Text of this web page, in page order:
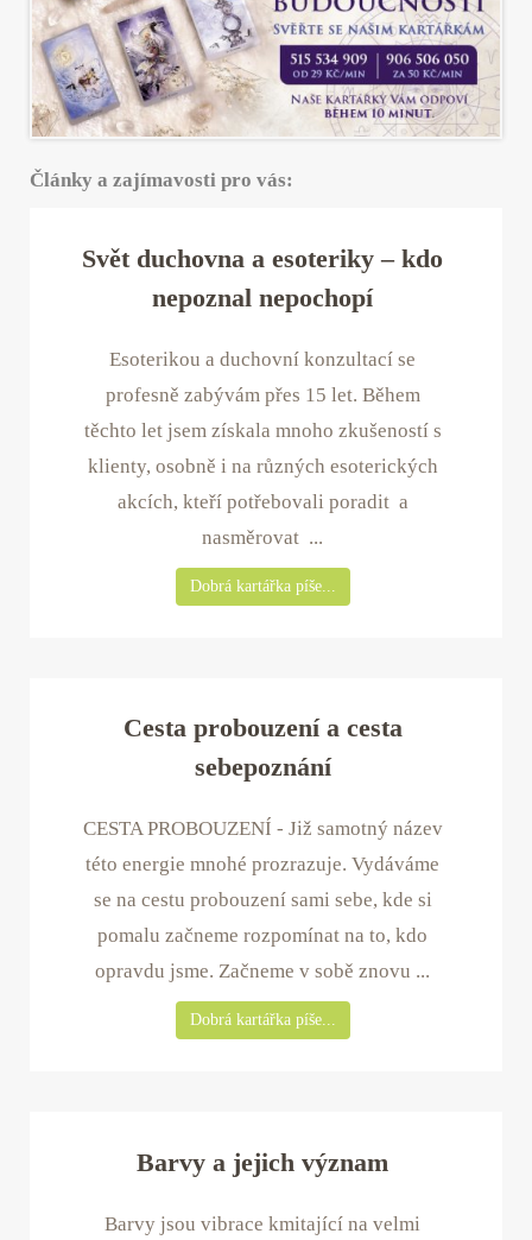
Články a zajímavosti pro vás:
Svět duchovna a esoteriky – kdo
nepoznal nepochopí
Esoterikou a duchovní konzultací se
profesně zabývám přes 15 let. Během
těchto let jsem získala mnoho zkušeností s
klienty, osobně i na různých esoterických
akcích, kteří potřebovali poradit a
nasměrovat ...
Dobrá kartářka píše...
Cesta probouzení a cesta
sebepoznání
CESTA PROBOUZENÍ - Již samotný název
této energie mnohé prozrazuje. Vydáváme
se na cestu probouzení sami sebe, kde si
pomalu začneme rozpomínat na to, kdo
opravdu jsme. Začneme v sobě znovu ...
Dobrá kartářka píše...
Barvy a jejich význam
Barvy jsou vibrace kmitající na velmi